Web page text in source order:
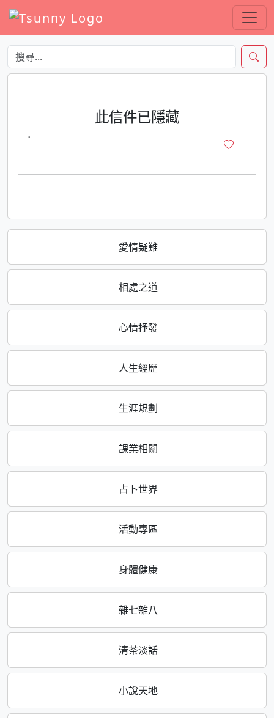
愛情疑難
相處之道
心情抒發
人生經歷
生涯規劃
課業相關
占卜世界
活動專區
身體健康
雜七雜八
清茶淡話
小說天地
此信件已隱藏
·